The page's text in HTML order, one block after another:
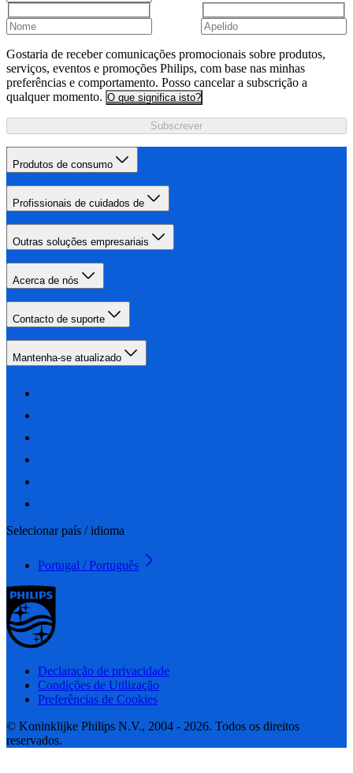
Gostaria de receber comunicações promocionais sobre produtos,
serviços, eventos e promoções Philips, com base nas minhas
preferências e comportamento. Posso cancelar a subscrição a
qualquer momento. O que significa isto?
Subscrever
Produtos de consumo
Profissionais de cuidados de
Outras soluções empresariais
Acerca de nós
Contacto de suporte
Mantenha-se atualizado
Selecionar país / idioma
Portugal / Português
Declaração de privacidade
Condições de Utilização
Preferências de Cookies
© Koninklijke Philips N.V., 2004 - 2026. Todos os direitos
reservados.